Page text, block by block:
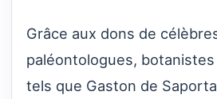
Grâce aux dons de
paléontologues,
tels que Gaston de